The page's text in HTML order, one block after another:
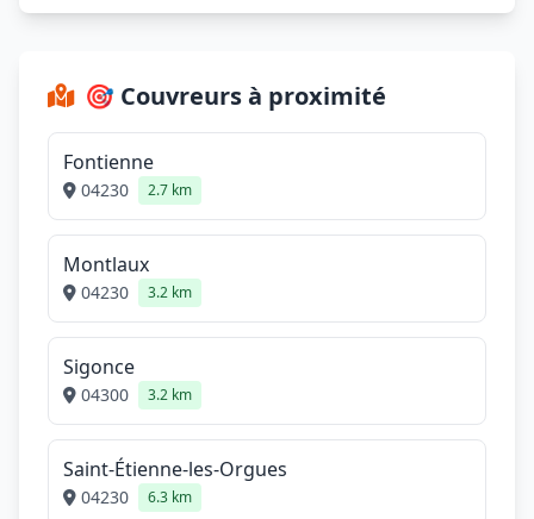
🎯 Couvreurs à proximité
Fontienne
04230 2.7 km
Montlaux
04230 3.2 km
Sigonce
04300 3.2 km
Saint-Étienne-les-Orgues
04230 6.3 km